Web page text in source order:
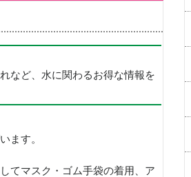
など、水に関わるお得な情報を
ます。
てマスク・ゴム手袋の着用、ア